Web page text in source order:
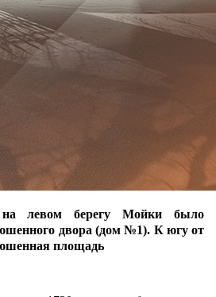
на левом берегу Мойки было
двора (дом №1). К югу от
площадь